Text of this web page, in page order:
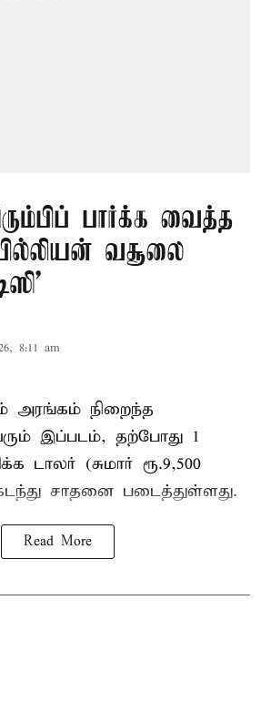
பார்க்க வைத்த
வசூலை
8:11 am
அரங்கம் நிறைந்த
இப்படம், தற்போது 1
டாலர் (சுமார் ரூ.9,500
சாதனை படைத்துள்ளது.
Read More